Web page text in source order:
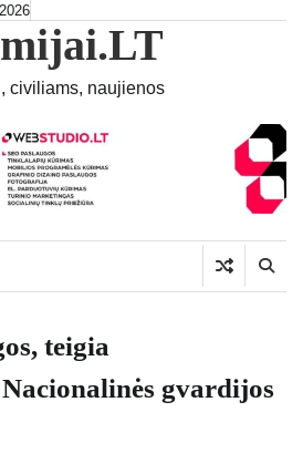
civiliams, naujienos
teigia
gvardijos